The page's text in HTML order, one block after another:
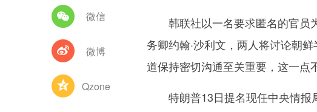
微信
微博
Qzone
韩联社以一名要求匿名的官员
务卿约翰·沙利文，两人将讨论朝
道保持密切沟通至关重要，这一点
特朗普13日提名现任中央情报